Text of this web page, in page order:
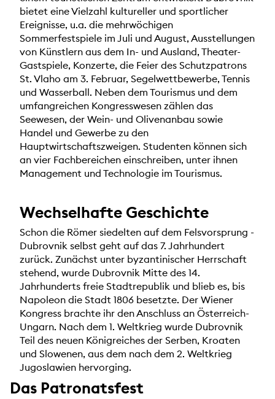
bietet eine Vielzahl kultureller und sportlicher
Ereignisse, u.a. die mehrwöchigen
Sommerfestspiele im Juli und August, Ausstellungen
von Künstlern aus dem In- und Ausland, Theater-
Gastspiele, Konzerte, die Feier des Schutzpatrons
St. Vlaho am 3. Februar, Segelwettbewerbe, Tennis
und Wasserball. Neben dem Tourismus und dem
umfangreichen Kongresswesen zählen das
Seewesen, der Wein- und Olivenanbau sowie
Handel und Gewerbe zu den
Hauptwirtschaftszweigen. Studenten können sich
an vier Fachbereichen einschreiben, unter ihnen
Management und Technologie im Tourismus.
Wechselhafte Geschichte
Schon die Römer siedelten auf dem Felsvorsprung -
Dubrovnik selbst geht auf das 7. Jahrhundert
zurück. Zunächst unter byzantinischer Herrschaft
stehend, wurde Dubrovnik Mitte des 14.
Jahrhunderts freie Stadtrepublik und blieb es, bis
Napoleon die Stadt 1806 besetzte. Der Wiener
Kongress brachte ihr den Anschluss an Österreich-
Ungarn. Nach dem 1. Weltkrieg wurde Dubrovnik
Teil des neuen Königreiches der Serben, Kroaten
und Slowenen, aus dem nach dem 2. Weltkrieg
Jugoslawien hervorging.
Das Patronatsfest